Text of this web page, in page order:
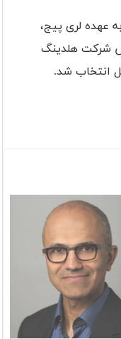
عهده لری پیج،
شرکت هلدینگ
انتخاب شد.